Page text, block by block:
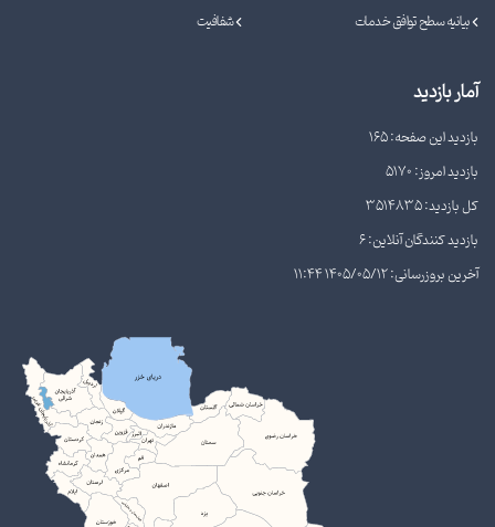
بیانیه سطح توافق خدمات
شفافیت
آمار بازدید
بازدید این صفحه: 165
بازدید امروز: 5170
کل بازدید: 3514835
بازدید کنندگان آنلاین: 6
آخرین بروزرسانی: 1405/05/12 11:44